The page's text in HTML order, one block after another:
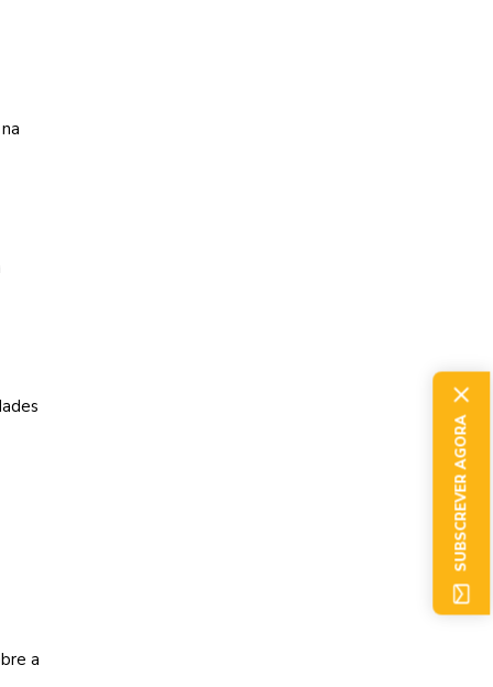
a
SUBSCREVER AGORA